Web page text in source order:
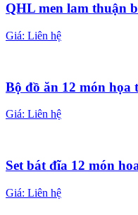
QHL men lam thuận
Giá: Liên hệ
Bộ đồ ăn 12 món họa
Giá: Liên hệ
Set bát đĩa 12 món
Giá: Liên hệ